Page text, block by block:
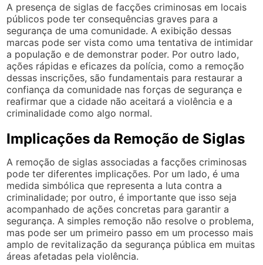
A presença de siglas de facções criminosas em locais
públicos pode ter consequências graves para a
segurança de uma comunidade. A exibição dessas
marcas pode ser vista como uma tentativa de intimidar
a população e de demonstrar poder. Por outro lado,
ações rápidas e eficazes da polícia, como a remoção
dessas inscrições, são fundamentais para restaurar a
confiança da comunidade nas forças de segurança e
reafirmar que a cidade não aceitará a violência e a
criminalidade como algo normal.
Implicações da Remoção de Siglas
A remoção de siglas associadas a facções criminosas
pode ter diferentes implicações. Por um lado, é uma
medida simbólica que representa a luta contra a
criminalidade; por outro, é importante que isso seja
acompanhado de ações concretas para garantir a
segurança. A simples remoção não resolve o problema,
mas pode ser um primeiro passo em um processo mais
amplo de revitalização da segurança pública em muitas
áreas afetadas pela violência.